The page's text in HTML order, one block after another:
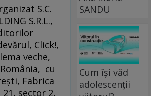
S.C.
S.R.L.,
Click!,
veche,
cu
Fabrica
21, sector 2,
SANDU
Cum își văd
adolescenții